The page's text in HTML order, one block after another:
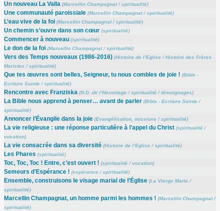
Un nouveau La Valla (Marcellin Champagnat/ spiritualité)
Une communauté paroissiale (Marcellin Champagnat/spiritualité)
L’eau vive de la foi (Marcellin Champagnat/ spiritualité)
Un chemin s’ouvre dans son cœur (spiritualité)
Commencer à nouveau (spiritualité)
Le don de la foi (Marcellin Champagnat/spiritualité)
Vers des Temps nouveaux (1986-2016) (Histoire de l’Eglise/Histoire des Frères
Maristes / spiritualité)
Que tes œuvres sont belles, Seigneur, tu nous combles de joie ! (Bible -
Ecriture Sainte/spiritualité)
Rencontre avec Franziska (N.D. de l’Hermitage/ spiritualité/témoignages)
La Bible nous apprend à penser… avant de parler (Bible - Ecriture Sainte/
spiritualité)
Annoncer l’Évangile dans la joie (Evangélisation, missions / spiritualité)
La vie religieuse : une réponse particulière à l’appel du Christ (spiritualité/
vocation)
La vie consacrée dans sa diversité (Histoire de l’Eglise/ spiritualité)
Les Phares (spiritualité)
Toc, Toc, Toc ! Entre, c’est ouvert ! (spiritualité/vocation)
Semeurs d’Espérance ! (espérance/spiritualité)
Ensemble, construisons le visage marial de l’Église (La Vierge Marie/
spiritualité)
Marcellin Champagnat, un homme parmi les hommes ! (Marcellin Champagnat/
spiritualité)